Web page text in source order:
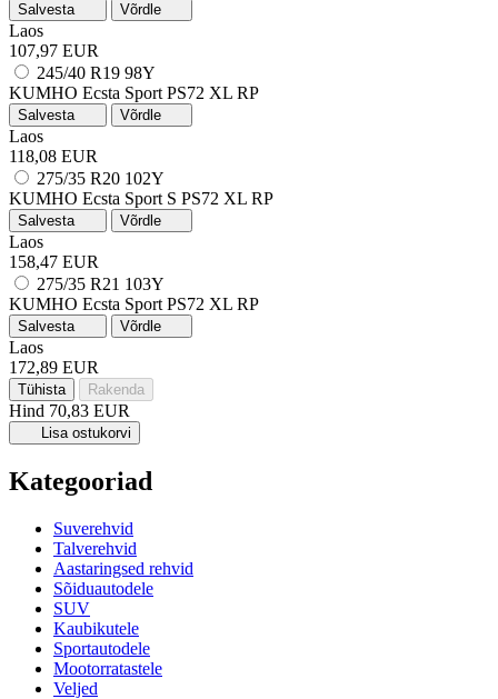
Salvesta Võrdle
Laos
107,97 EUR
245/40 R19 98Y
KUMHO Ecsta Sport PS72 XL RP
Salvesta Võrdle
Laos
118,08 EUR
275/35 R20 102Y
KUMHO Ecsta Sport S PS72 XL RP
Salvesta Võrdle
Laos
158,47 EUR
275/35 R21 103Y
KUMHO Ecsta Sport PS72 XL RP
Salvesta Võrdle
Laos
172,89 EUR
Tühista Rakenda
Hind 70,83 EUR
Lisa ostukorvi
Kategooriad
Suverehvid
Talverehvid
Aastaringsed rehvid
Sõiduautodele
SUV
Kaubikutele
Sportautodele
Mootorratastele
Veljed